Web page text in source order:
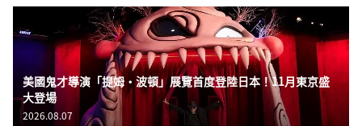
美國鬼才導演「提姆・波頓」展覽首度登陸日本！11月東京盛
大登場
2026.08.07